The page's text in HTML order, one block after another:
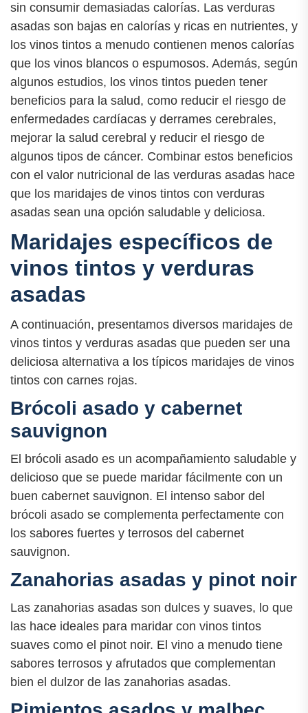
sin consumir demasiadas calorías. Las verduras
asadas son bajas en calorías y ricas en nutrientes, y
los vinos tintos a menudo contienen menos calorías
que los vinos blancos o espumosos. Además, según
algunos estudios, los vinos tintos pueden tener
beneficios para la salud, como reducir el riesgo de
enfermedades cardíacas y derrames cerebrales,
mejorar la salud cerebral y reducir el riesgo de
algunos tipos de cáncer. Combinar estos beneficios
con el valor nutricional de las verduras asadas hace
que los maridajes de vinos tintos con verduras
asadas sean una opción saludable y deliciosa.
Maridajes específicos de
vinos tintos y verduras
asadas
A continuación, presentamos diversos maridajes de
vinos tintos y verduras asadas que pueden ser una
deliciosa alternativa a los típicos maridajes de vinos
tintos con carnes rojas.
Brócoli asado y cabernet
sauvignon
El brócoli asado es un acompañamiento saludable y
delicioso que se puede maridar fácilmente con un
buen cabernet sauvignon. El intenso sabor del
brócoli asado se complementa perfectamente con
los sabores fuertes y terrosos del cabernet
sauvignon.
Zanahorias asadas y pinot noir
Las zanahorias asadas son dulces y suaves, lo que
las hace ideales para maridar con vinos tintos
suaves como el pinot noir. El vino a menudo tiene
sabores terrosos y afrutados que complementan
bien el dulzor de las zanahorias asadas.